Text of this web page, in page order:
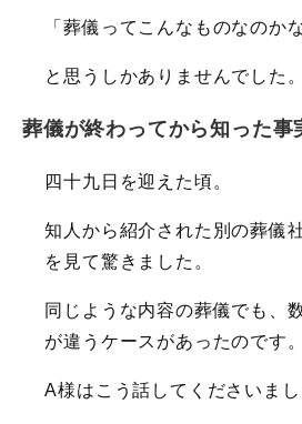
「葬儀ってこんなものなのかな
と思うしかありませんでした。
葬儀が終わってから知った事
四十九日を迎えた頃。
知人から紹介された別の葬儀
を見て驚きました。
同じような内容の葬儀でも、
が違うケースがあったのです。
A様はこう話してくださいまし